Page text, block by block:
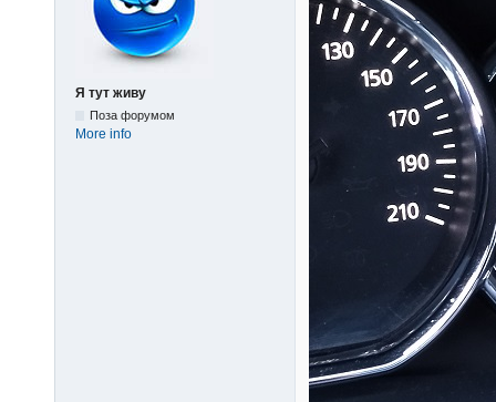
Я тут живу
Поза форумом
More info